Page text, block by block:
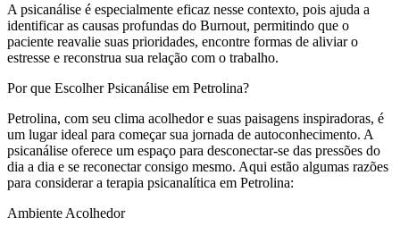
A psicanálise é especialmente eficaz nesse contexto, pois ajuda a
identificar as causas profundas do Burnout, permitindo que o
paciente reavalie suas prioridades, encontre formas de aliviar o
estresse e reconstrua sua relação com o trabalho.
Por que Escolher Psicanálise em Petrolina?
Petrolina, com seu clima acolhedor e suas paisagens inspiradoras, é
um lugar ideal para começar sua jornada de autoconhecimento. A
psicanálise oferece um espaço para desconectar-se das pressões do
dia a dia e se reconectar consigo mesmo. Aqui estão algumas razões
para considerar a terapia psicanalítica em Petrolina:
Ambiente Acolhedor